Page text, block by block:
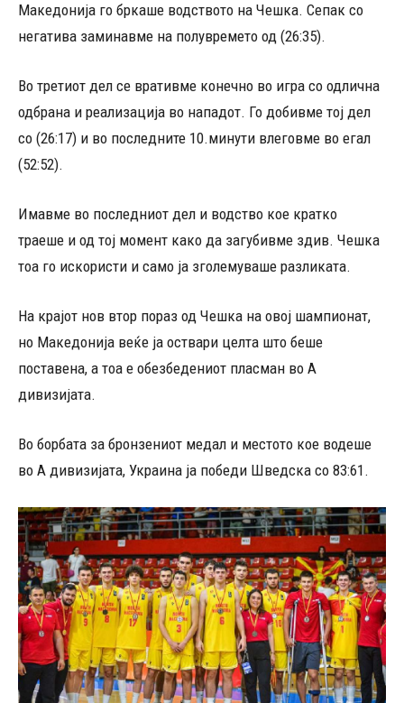
Македонија го бркаше водството на Чешка. Сепак со
негатива заминавме на полувремето од (26:35).
Во третиот дел се вративме конечно во игра со одлична
одбрана и реализација во нападот. Го добивме тој дел
со (26:17) и во последните 10.минути влеговме во егал
(52:52).
Имавме во последниот дел и водство кое кратко
траеше и од тој момент како да загубивме здив. Чешка
тоа го искористи и само ја зголемуваше разликата.
На крајот нов втор пораз од Чешка на овој шампионат,
но Македонија веќе ја оствари целта што беше
поставена, а тоа е обезбедениот пласман во А
дивизијата.
Во борбата за бронзениот медал и местото кое водеше
во А дивизијата, Украина ја победи Шведска со 83:61.